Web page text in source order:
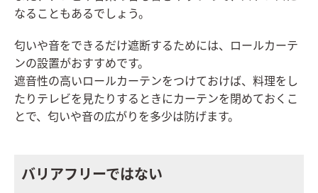
なることもあるでしょう。
匂いや音をできるだけ遮断するためには、ロールカーテ
ンの設置がおすすめです。
遮音性の高いロールカーテンをつけておけば、料理をし
たりテレビを見たりするときにカーテンを閉めておくこ
とで、匂いや音の広がりを多少は防げます。
バリアフリーではない